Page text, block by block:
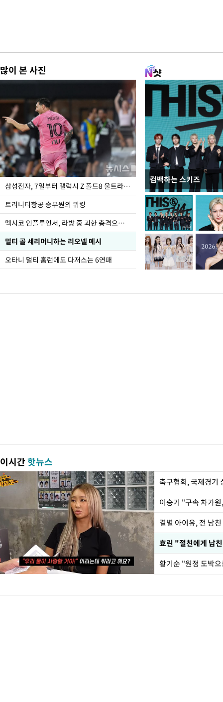
많이 본 사진
삼성전자, 7일부터 갤럭시 Z 폴드8 울트라·폴드8·플립8 출시
트리니티항공 승무원의 워킹
멕시코 인플루언서, 라방 중 괴한 총격으로 사망
멀티 골 세리머니하는 리오넬 메시
오타니 멀티 홈런에도 다저스는 6연패
컴백하는 스키즈
입추 하루 앞둔 전남
폭염
이시간핫뉴스
축구협회, 국제경기
이승기 "구속 차가
결별 아이유, 전 남
효린 "절친에게 남
황기순 "원정 도박